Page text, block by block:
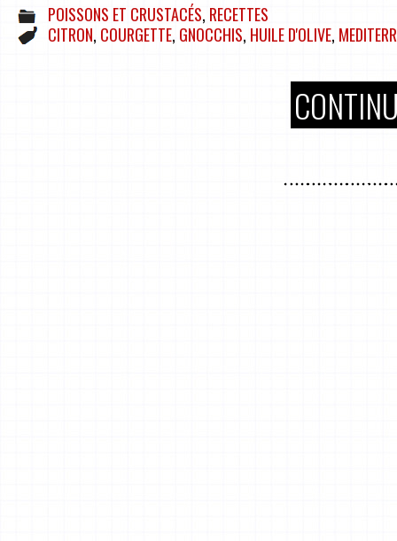
POISSONS ET CRUSTACÉS, RECETTES
CITRON, COURGETTE, GNOCCHIS, HUILE D'OLIVE,